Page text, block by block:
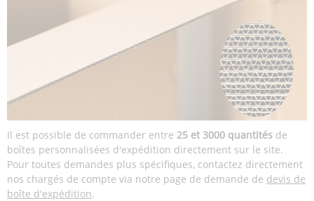
Il est possible de commander entre 25 et 3000 quantités de
boîtes personnalisées d'expédition directement sur le site.
Pour toutes demandes plus spécifiques, contactez directement
nos chargés de compte via notre page de demande de devis de
boîte d'expédition.